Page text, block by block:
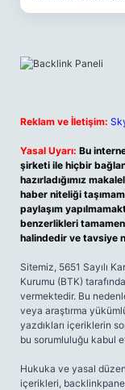
Reklam ve İletişim:
Yasal Uyarı: Bu
şirketi ile hiçbir
hazırladığımız
haber niteliği
paylaşım
benzerlikleri
halindedir ve tavsiye
Sitemiz, 5651 Sayılı
Kurumu (BTK)
vermektedir. Bu
veya araştırma
yazdıkları içeriklerin
bu sorumluluğu kabul
Hukuka ve yasal
içerikleri,